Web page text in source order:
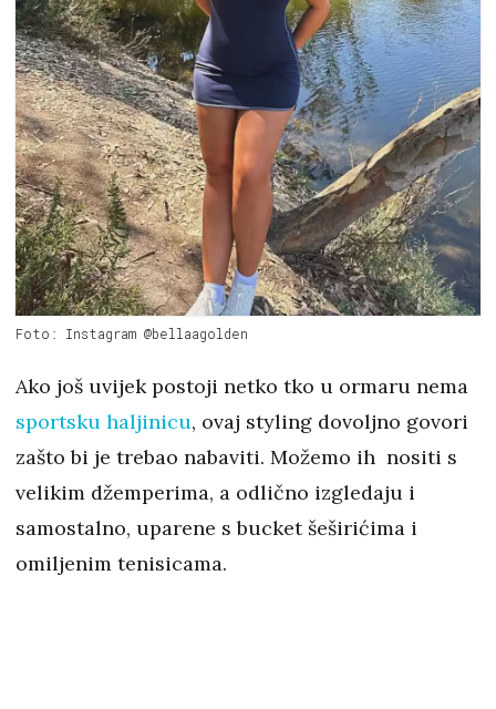
Foto: Instagram @bellaagolden
Ako još uvijek postoji netko tko u ormaru nema
sportsku haljinicu, ovaj styling dovoljno govori
zašto bi je trebao nabaviti. Možemo ih nositi s
velikim džemperima, a odlično izgledaju i
samostalno, uparene s bucket šeširićima i
omiljenim tenisicama.